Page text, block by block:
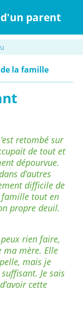
d'un parent
la famille
retombé sur
de tout et
dépourvue.
d’autres
difficile de
famille tout en
propre deuil.
peux rien faire,
ma mère. Elle
mais je
suffisant. Je sais
cette